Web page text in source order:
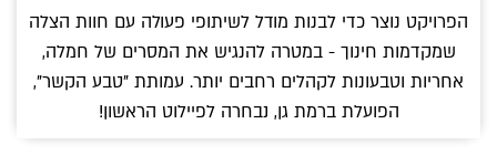
הפרויקט נוצר כדי לבנות מודל לשיתופי פעולה עם חוות הצלה
שמקדמות חינוך - במטרה להנגיש את המסרים של חמלה,
אחריות וטבעונות לקהלים רחבים יותר. עמותת "טבע הקשר",
הפועלת ברמת גן, נבחרה לפיילוט הראשון!